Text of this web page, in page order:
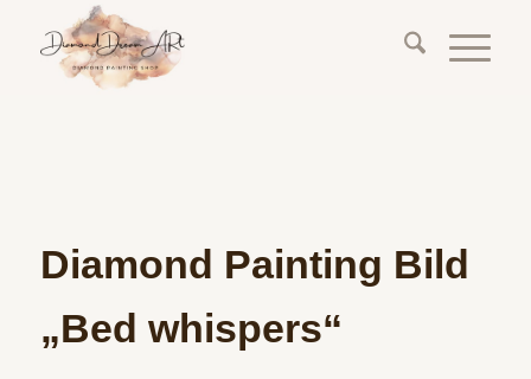
Diamond Painting Bild
„Bed whispers“